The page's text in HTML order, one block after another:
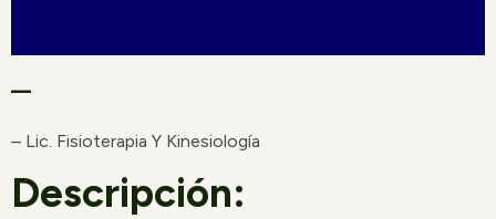
–
– Lic. Fisioterapia Y Kinesiología
Descripción: